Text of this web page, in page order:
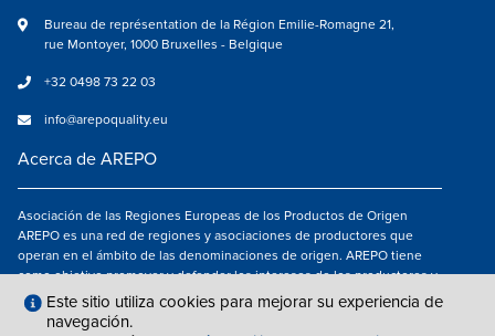
Bureau de représentation de la Région Emilie-Romagne 21,
rue Montoyer, 1000 Bruxelles - Belgique
+32 0498 73 22 03
info@arepoquality.eu
Acerca de AREPO
Asociación de las Regiones Europeas de los Productos de Origen
AREPO es una red de regiones y asociaciones de productores que
operan en el ámbito de las denominaciones de origen. AREPO tiene
como objetivo promover y defender los intereses de los productores y
de los consumidores de las Regiones europeas que se dedican a la
valorización de los productos agroalimentarios de calidad.
Este sitio utiliza cookies para mejorar su experiencia de
navegación.